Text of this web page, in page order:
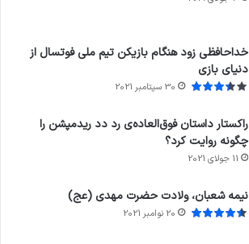
خداحافظی زود هنگام بازیکن تیم ملی فوتسال از
دنیای بازی
30 سپتامبر 2021
راکستار داستان فوق‌العاده‌ی رد دد ریدمپشن را
چگونه روایت کرد؟
11 جولای 2021
نیمه شعبان، ولادت حضرت مهدی (عج)
20 نوامبر 2021